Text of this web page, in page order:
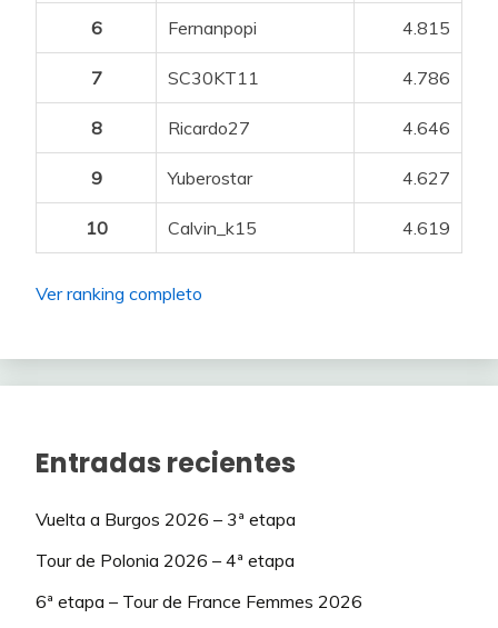
6 Fernanpopi 4.815
7 SC30KT11 4.786
8 Ricardo27 4.646
9 Yuberostar 4.627
10 Calvin_k15 4.619
Ver ranking completo
Entradas recientes
Vuelta a Burgos 2026 – 3ª etapa
Tour de Polonia 2026 – 4ª etapa
6ª etapa – Tour de France Femmes 2026